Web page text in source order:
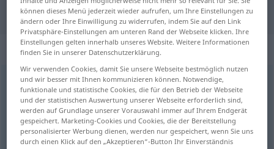
"advokat" Deutsch Übersetzung
„advokat“
advokat
Übersicht aller Übersetzungen
(Für mehr Details die Übersetzung anklicken/antippen)
können dieses Menü jederzeit wieder aufrufen, um Ihre Einstellungen zu
ändern oder Ihre Einwilligung zu widerrufen, indem Sie auf den Link
Privatsphäre-Einstellungen am unteren Rand der Webseite klicken. Ihre
Einstellungen gelten innerhalb unseres Website. Weitere Informationen
finden Sie in unserer Datenschutzerklärung.
Wir verwenden Cookies, damit Sie unsere Webseite bestmöglich nutzen
und wir besser mit Ihnen kommunizieren können. Notwendige,
funktionale und statistische Cookies, die für den Betrieb der Webseite
und der statistischen Auswertung unserer Webseite erforderlich sind,
werden auf Grundlage unserer Vorauswahl immer auf Ihrem Endgerät
gespeichert. Marketing-Cookies und Cookies, die der Bereitstellung
personalisierter Werbung dienen, werden nur gespeichert, wenn Sie uns
durch einen Klick auf den „Akzeptieren“-Button Ihr Einverständnis